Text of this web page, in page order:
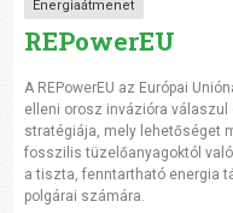
Energiaátmenet
REPowerEU
A REPowerEU az Európai
elleni orosz invázióra válaszul
stratégiája, mely lehetőséget
fosszilis tüzelőanyagoktól
a tiszta, fenntartható energia
polgárai számára.